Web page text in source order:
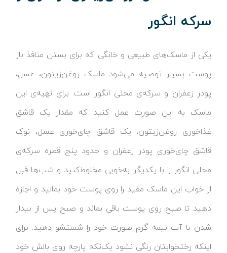
سرکه انگور
یکی از ماسک‌های طبیعی و خانگی که برای بستن منافذ باز
پوست بسیار توصیه می‌شود ماسک روغن‌زیتون، عسل،
پودر زعفران و سرکه‌ی محلی انگور است. برای تهیه‌ی این
ماسک به این صورت عمل کنید که مقدار یک قاشق
غذاخوری روغن‌زیتون، یک قاشق چای‌خوری عسل، نوک
قاشق چای‌خوری پودر زعفران و حدود پنج قطره سرکه‌ی
محلی انگور را با یکدیگر به‌خوبی مخلوط‌کنید و شب‌ها قبل
از خواب این ماسک مفید را روی پوست خود بمالید و اجازه
دهید تا صبح روی پوست باقی بماند و صبح پس از بیدار
شدن با آب نیمه گرم صورت خود را شستشو دهید. برای
اینکه رختخوابتان رنگی نشود یک‌تکه پارچه روی بالش خود